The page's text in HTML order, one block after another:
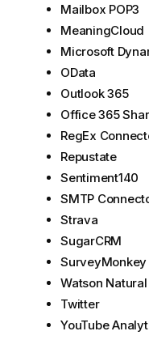
Mailbox POP3
MeaningCloud
Microsoft
OData
Outlook 365
Office 365
RegEx
Repustate
Sentiment140
SMTP
Strava
SugarCRM
SurveyMonkey
Watson
Twitter
YouTube